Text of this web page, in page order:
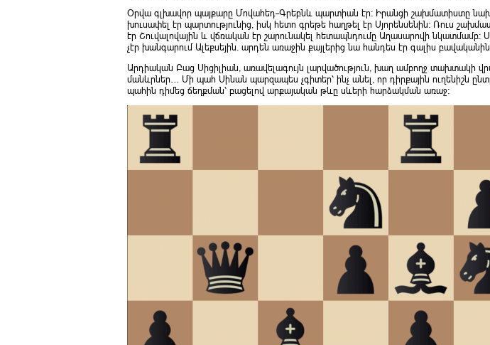
Օրվա գլխավոր պայքարը Մովահեդ–Գրեբնև պարտիան էր։ Իրանցի շախմատիստը
խուսափել էր պարտությունից, իսկ հետո գրեթե հաղթել էր Սյորենսենին։ Ռուս
էր Շուվալովային և վճռական էր շարունակել հետապնդումը Աղասարովի նկատմամբ։
չէր խանգարում Ալեքսեյին․ արդեն առաջին քայլերից նա հանդես էր գալիս
Արդիական Բաց Սիցիլիան, առավելագույն լարվածություն, խաղ ամբողջ տախտակի
մանևրներ… Մի պահ Սինան պարզապես չգիտեր՝ ինչ անել, որ դիրքային ուղենիշն
պահին դիմեց ճեղքման՝ բացելով արքայական թևը սևերի հարձակման առաջ։